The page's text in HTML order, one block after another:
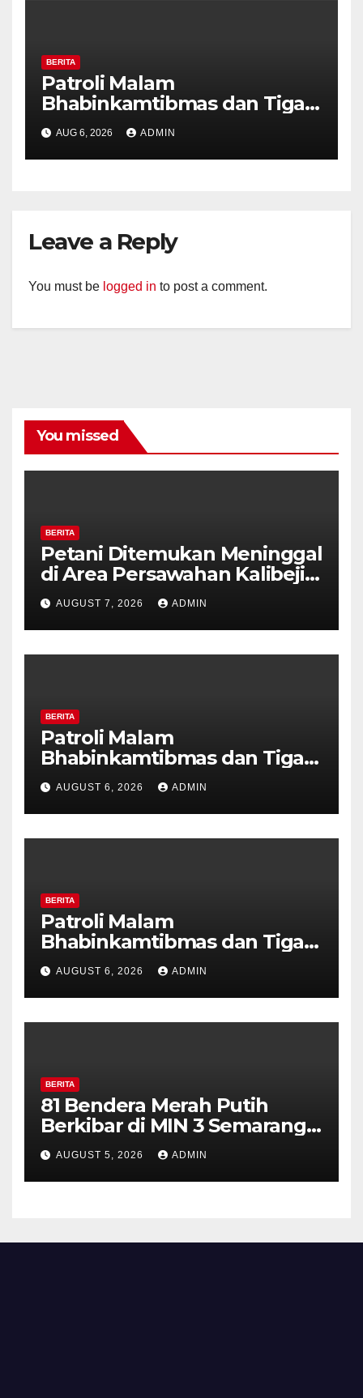
BERITA
Patroli Malam
Bhabinkamtibmas dan Tiga
Pilar Kelurahan Ungaran
Perkuat Kamtibmas, Warga
Diajak Aktifkan Ronda
AUG 6, 2026 ADMIN
Leave a Reply
You must be logged in to post a comment.
You missed
BERITA
Petani Ditemukan Meninggal
di Area Persawahan Kalibeji,
Polisi Pastikan Tidak Ada
Tanda Kekerasan
AUGUST 7, 2026 ADMIN
BERITA
Patroli Malam
Bhabinkamtibmas dan Tiga
Pilar Kelurahan Ungaran
Perkuat Kamtibmas, Warga
Diajak Aktifkan Ronda
AUGUST 6, 2026 ADMIN
BERITA
Patroli Malam
Bhabinkamtibmas dan Tiga
Pilar Kelurahan Ungaran
Perkuat Kamtibmas, Warga
Diajak Aktifkan Ronda
AUGUST 6, 2026 ADMIN
BERITA
81 Bendera Merah Putih
Berkibar di MIN 3 Semarang,
Bhabinkamtibmas Desa
Timpik Hadiri Peringatan
HUT ke-81 Kemerdekaan RI
AUGUST 5, 2026 ADMIN